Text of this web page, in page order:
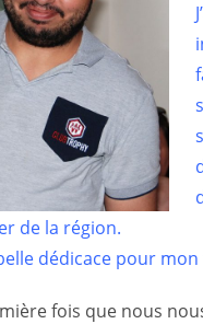
de la région.
dédicace pour
fois que nous